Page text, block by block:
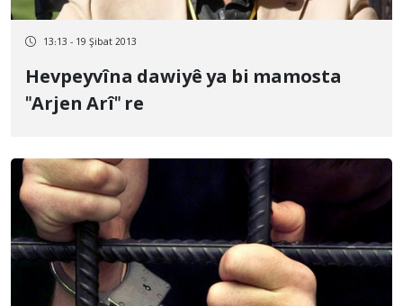
13:13 - 19 Şibat 2013
Hevpeyvîna dawiyê ya bi mamosta
"Arjen Arî" re